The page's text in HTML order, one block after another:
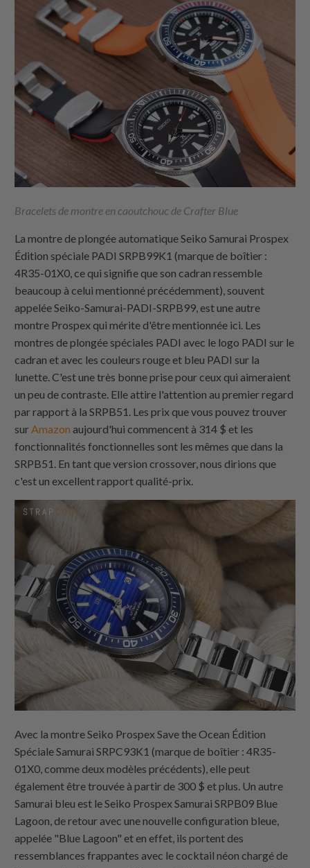
Bracelets de montre en caoutchouc de Crafter Blue
La montre de plongée automatique Seiko Samurai Prospex
Édition spéciale PADI SRPB99K1 (marque de boîtier :
4R35-01X0, ce qui signifie que son cadran ressemble
beaucoup à celui mentionné précédemment), souvent
appelée Seiko-Samurai-PADI-SRPB99, est une autre
montre Prospex qui mérite d'être mentionnée ici. Les
montres de plongée spéciales PADI avec le logo PADI sur le
cadran et avec les couleurs rouge et bleu PADI sur la
lunette. C'est une très bonne prise pour ceux qui aimeraient
un peu de contraste. Elle attire l'attention au premier regard
par rapport à la SRPB51. Les prix que vous pouvez trouver
sur Amazon aujourd'hui commencent à 314 $ et les
fonctionnalités fonctionnelles sont les mêmes que dans la
SRPB51. En tant que version crossover, nous dirions que
c'est un excellent rapport qualité-prix.
Avec la montre Seiko Prospex Save the Ocean Édition
Spéciale Samurai SRPC93K1 (marque de boîtier : 4R35-
01X0, comme deux modèles précédents), elle peut
également être trouvée à partir de 300 $ et plus. Un autre
Samurai bleu est le Seiko Prospex Samurai SRPB09 Blue
Lagoon, de retour avec une nouvelle configuration bleue,
appelée "Blue Lagoon" et en effet, ils portent des
ressemblances frappantes avec le cocktail néon chargé de